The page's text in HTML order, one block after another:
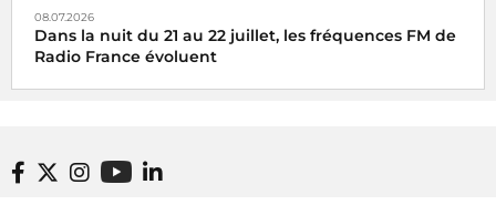
08.07.2026
Dans la nuit du 21 au 22 juillet, les fréquences FM de
Radio France évoluent